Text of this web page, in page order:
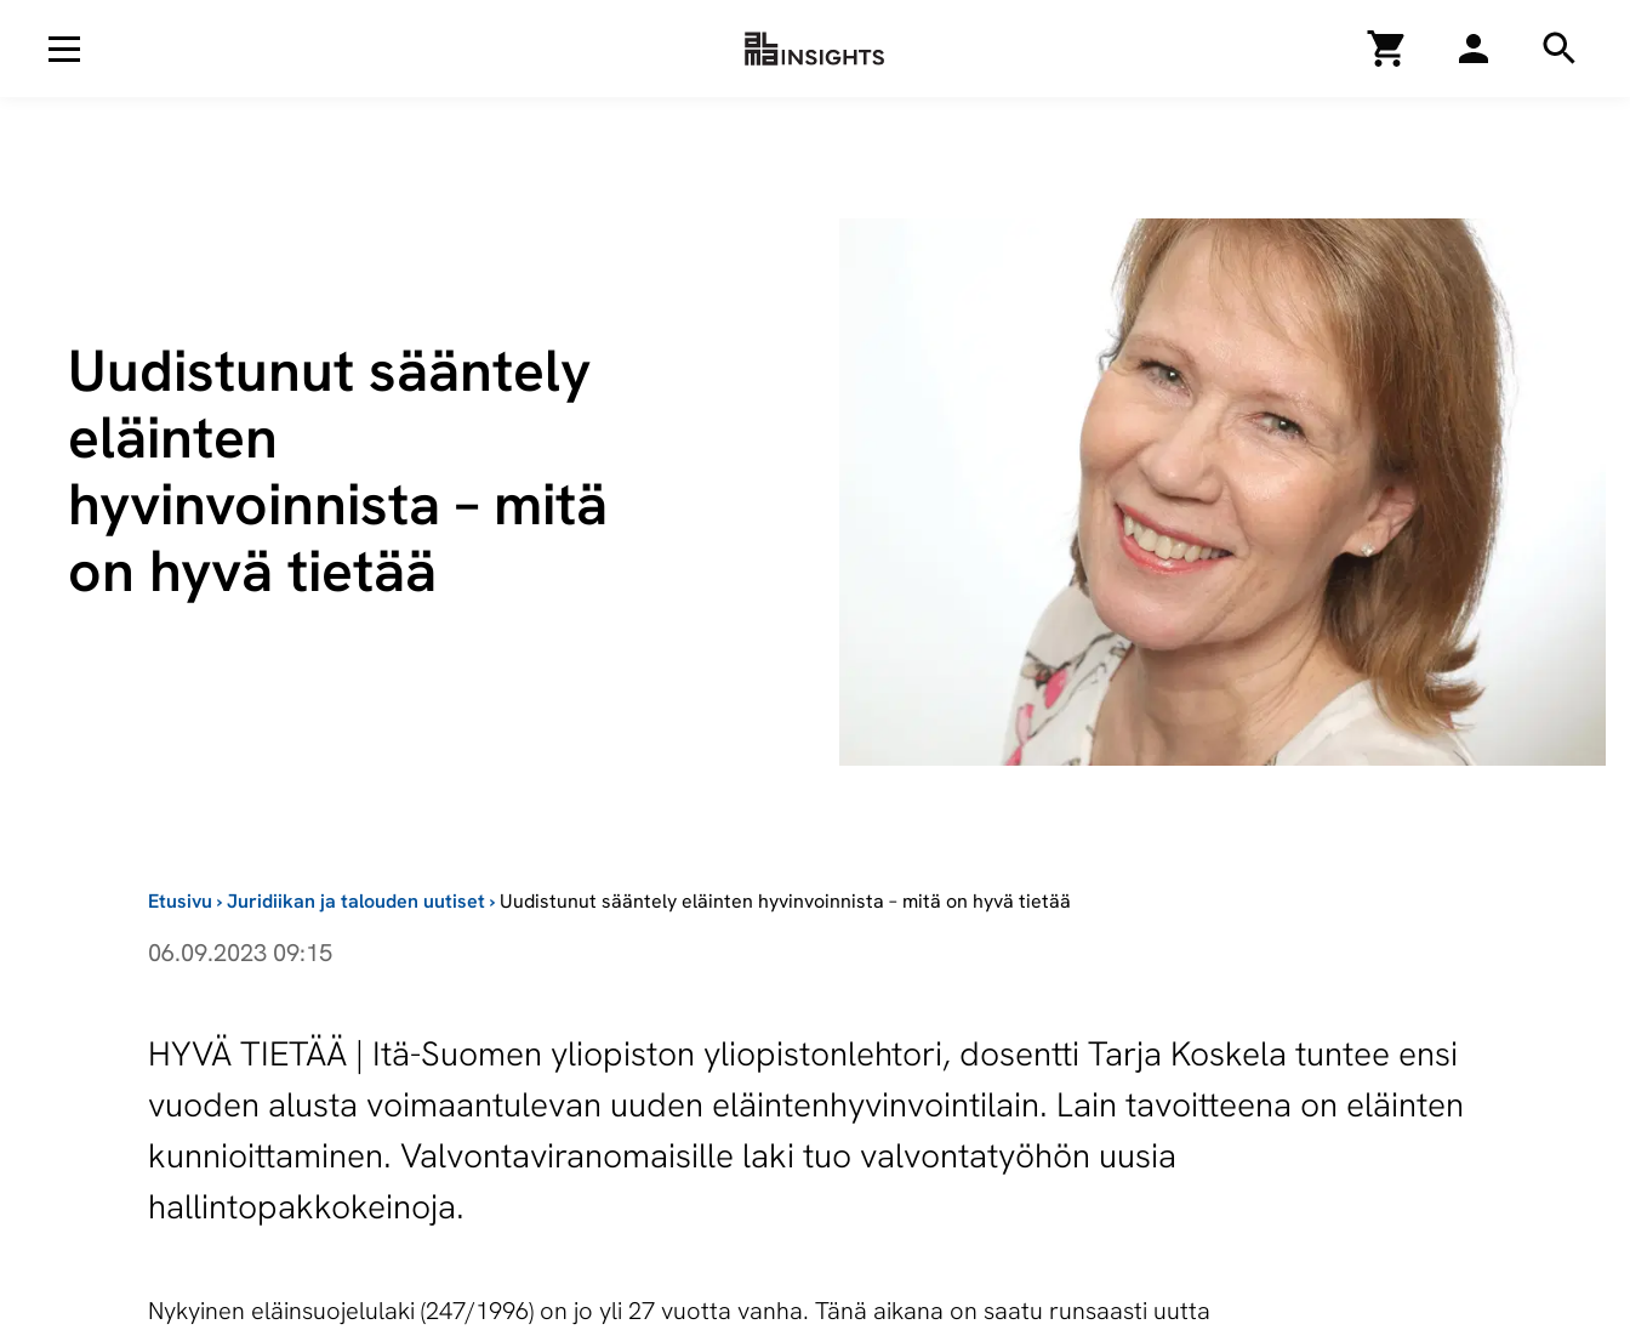
Uudistunut sääntely
eläinten
hyvinvoinnista – mitä
on hyvä tietää
Etusivu ›Juridiikan ja talouden uutiset› Uudistunut sääntely eläinten hyvinvoinnista – mitä on hyvä tietää
06.09.2023 09:15
HYVÄ TIETÄÄ | Itä-Suomen yliopiston yliopistonlehtori, dosentti Tarja Koskela tuntee ensi
vuoden alusta voimaantulevan uuden eläintenhyvinvointilain. Lain tavoitteena on eläinten
kunnioittaminen. Valvontaviranomaisille laki tuo valvontatyöhön uusia
hallintopakkokeinoja.
Nykyinen eläinsuojelulaki (247/1996) on jo yli 27 vuotta vanha. Tänä aikana on saatu runsaasti uutta